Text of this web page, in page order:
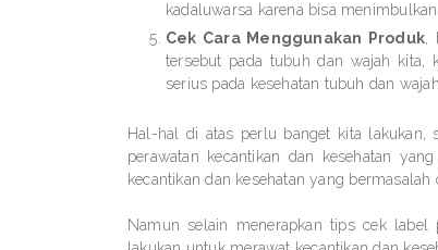
kadaluwarsa karena bisa
Cek Cara Menggunakan Produk
tersebut pada tubuh dan wajah kita,
serius pada kesehatan tubuh dan
Hal-hal di atas perlu banget kita lakukan,
perawatan kecantikan dan kesehatan
kecantikan dan kesehatan yang bermasalah
Namun selain menerapkan tips cek